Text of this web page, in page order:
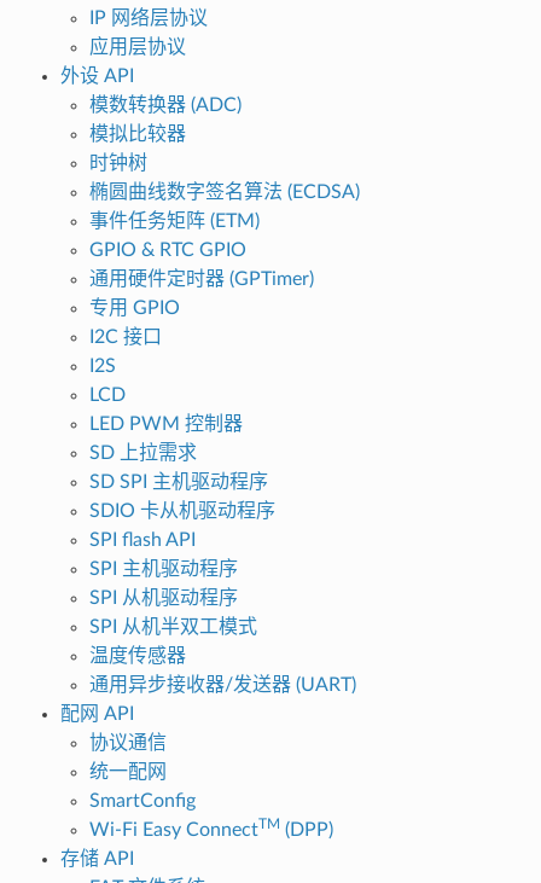
IP 网络层协议
应用层协议
外设 API
模数转换器 (ADC)
模拟比较器
时钟树
椭圆曲线数字签名算法 (ECDSA)
事件任务矩阵 (ETM)
GPIO & RTC GPIO
通用硬件定时器 (GPTimer)
专用 GPIO
I2C 接口
I2S
LCD
LED PWM 控制器
SD 上拉需求
SD SPI 主机驱动程序
SDIO 卡从机驱动程序
SPI flash API
SPI 主机驱动程序
SPI 从机驱动程序
SPI 从机半双工模式
温度传感器
通用异步接收器/发送器 (UART)
配网 API
协议通信
统一配网
SmartConfig
Wi-Fi Easy ConnectTM (DPP)
存储 API